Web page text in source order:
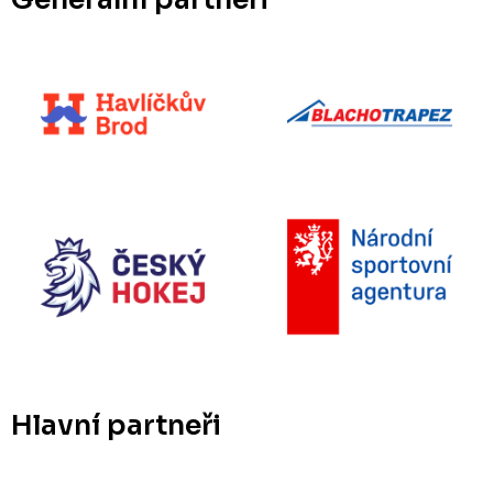
Hlavní partneři